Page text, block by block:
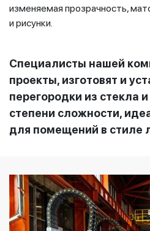
изменяемая прозрачность,
и рисунки.
Специалисты нашей
проекты, изготовят и
перегородки из стекла
степени сложности,
для помещений в стиле